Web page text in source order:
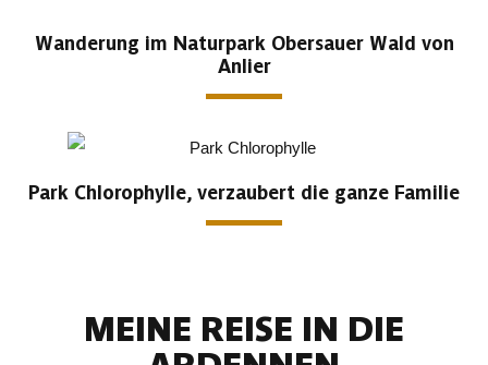
Wanderung im Naturpark Obersauer Wald von
Anlier
Park Chlorophylle, verzaubert die ganze Familie
MEINE REISE IN DIE